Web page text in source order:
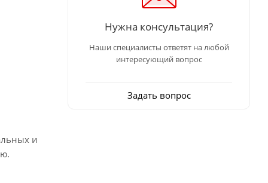
и
Нужна консультация?
Наши специалисты ответят на любой
интересующий вопрос
Задать вопрос